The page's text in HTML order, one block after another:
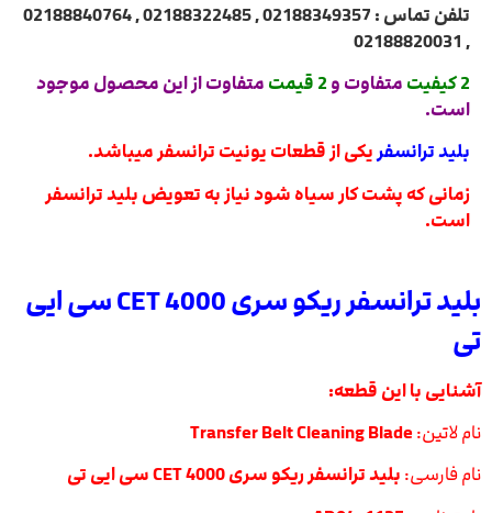
تلفن تماس : 02188349357 , 02188322485 , 02188840764
, 02188820031
2 کیفیت
متفاوت و 2 قیمت
متفاوت از این محصول موجود
است.
بلید ترانسفریکی از قطعات یونیت ترانسفر میباشد.
زمانی که پشت کار سیاه شود نیاز به تعویض بلید ترانسفر
است.
بلید ترانسفر ریکو سری 4000 CET سی ایی
تی
آشنایی با این قطعه:
نام لاتین:Transfer Belt Cleaning Blade
نام فارسی: بلید ترانسفر ریکو سری 4000 CET سی ایی تی